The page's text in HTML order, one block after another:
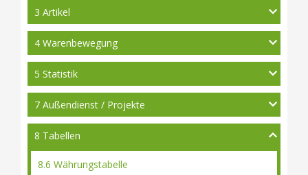
3 Artikel
4 Warenbewegung
5 Statistik
7 Außendienst / Projekte
8 Tabellen
8.6 Währungstabelle